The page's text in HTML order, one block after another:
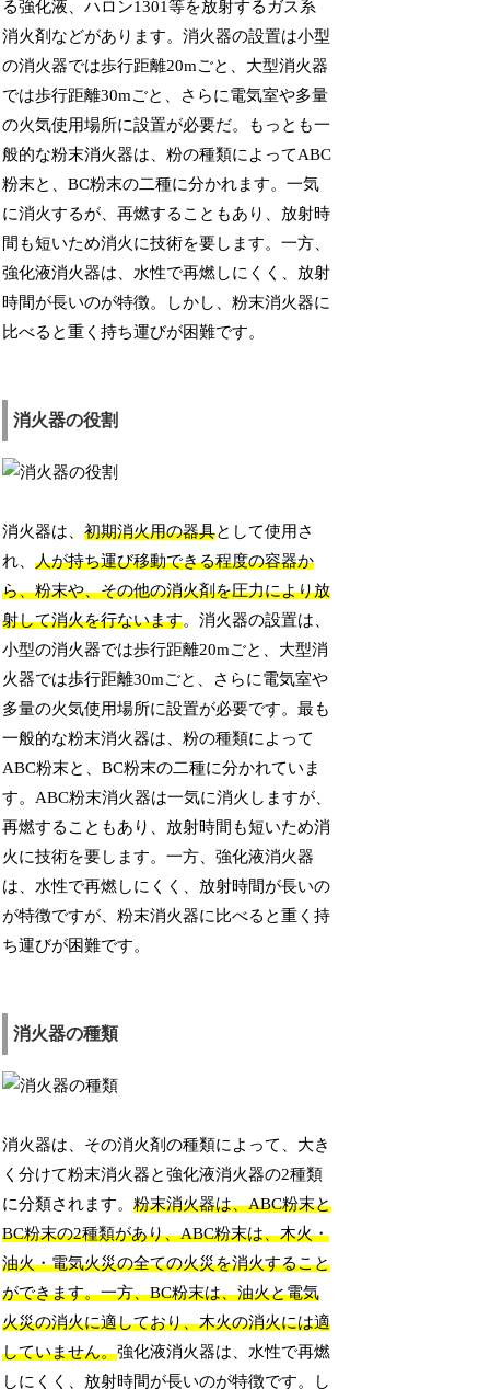
る強化液、ハロン1301等を放射するガス系
消火剤などがあります。消火器の設置は小型
の消火器では歩行距離20mごと、大型消火器
では歩行距離30mごと、さらに電気室や多量
の火気使用場所に設置が必要だ。もっとも一
般的な粉末消火器は、粉の種類によってABC
粉末と、BC粉末の二種に分かれます。一気
に消火するが、再燃することもあり、放射時
間も短いため消火に技術を要します。一方、
強化液消火器は、水性で再燃しにくく、放射
時間が長いのが特徴。しかし、粉末消火器に
比べると重く持ち運びが困難です。
消火器の役割
消火器は、初期消火用の器具として使用さ
れ、人が持ち運び移動できる程度の容器か
ら、粉末や、その他の消火剤を圧力により放
射して消火を行ないます。消火器の設置は、
小型の消火器では歩行距離20mごと、大型消
火器では歩行距離30mごと、さらに電気室や
多量の火気使用場所に設置が必要です。最も
一般的な粉末消火器は、粉の種類によって
ABC粉末と、BC粉末の二種に分かれていま
す。ABC粉末消火器は一気に消火しますが、
再燃することもあり、放射時間も短いため消
火に技術を要します。一方、強化液消火器
は、水性で再燃しにくく、放射時間が長いの
が特徴ですが、粉末消火器に比べると重く持
ち運びが困難です。
消火器の種類
消火器は、その消火剤の種類によって、大き
く分けて粉末消火器と強化液消火器の2種類
に分類されます。粉末消火器は、ABC粉末と
BC粉末の2種類があり、ABC粉末は、木火・
油火・電気火災の全ての火災を消火すること
ができます。一方、BC粉末は、油火と電気
火災の消火に適しており、木火の消火には適
していません。強化液消火器は、水性で再燃
しにくく、放射時間が長いのが特徴です。し